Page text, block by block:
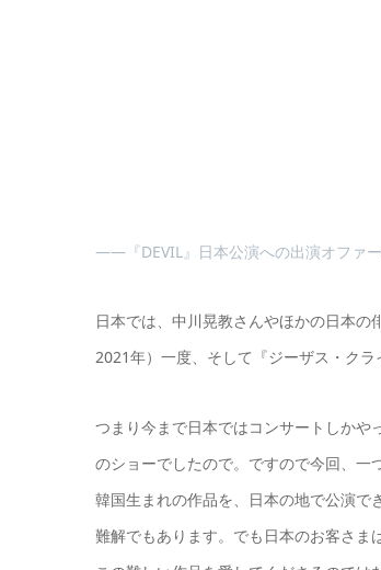
――『DEVIL』日本公演への出演オファ
日本では、中川晃教さんやほかの日本の
2021年）一度、そして『ジーザス・ク
つまり今まで日本ではコンサートしか
のショーでしたので。ですので今回、一
韓国生まれの作品を、日本の地で公演で
難解でもあります。でも日本のお客さま